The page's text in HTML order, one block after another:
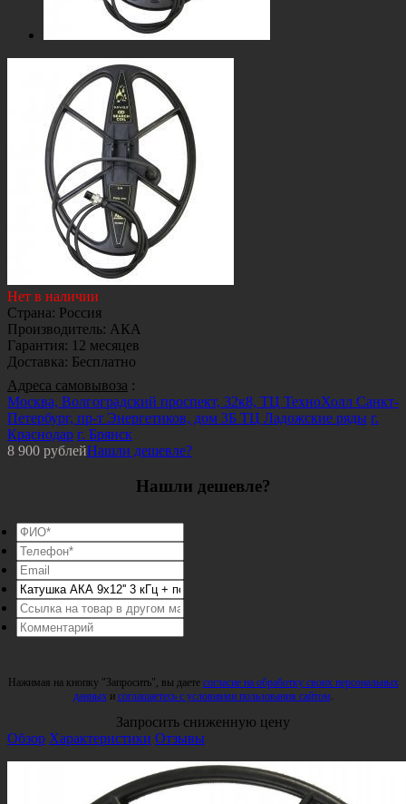
Нет в наличии
Страна: Россия
Производитель: АКА
Гарантия: 12 месяцев
Доставка: Бесплатно
Адреса самовывоза :
Москва, Волгоградский проспект, 32к8, ТЦ ТехноХолл Санкт-
Петербург, пр-т Энергетиков, дом 3Б ТЦ Ладожские ряды г.
Краснодар г. Брянск
8 900 рублейНашли дешевле?
Нашли дешевле?
Нажимая на кнопку "Запросить", вы даете согласие на обработку своих персональных
данныхи соглашаетесь с условиями пользования сайтом.
Запросить сниженную цену
Обзор Характеристики Отзывы